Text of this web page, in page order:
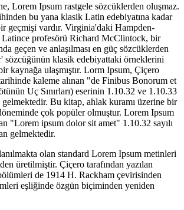
Lorem Ipsum rastgele sözcüklerden oluşmaz.
bu yana klasik Latin edebiyatına kadar
geçmişi vardır. Virginia'daki Hampden-
Latince profesörü Richard McClintock, bir
geçen ve anlaşılması en güç sözcüklerden
sözcüğünün klasik edebiyattaki örneklerini
kaynağa ulaşmıştır. Lorm Ipsum, Çiçero
kaleme alınan "de Finibus Bonorum et
Uç Sınırları) eserinin 1.10.32 ve 1.10.33
gelmektedir. Bu kitap, ahlak kuramı üzerine bir
çok popüler olmuştur. Lorem Ipsum
"Lorem ipsum dolor sit amet" 1.10.32 sayılı
gelmektedir.
olan standard Lorem Ipsum metinleri
üretilmiştir. Çiçero tarafından yazılan
de 1914 H. Rackham çevirisinden
eşliğinde özgün biçiminden yeniden